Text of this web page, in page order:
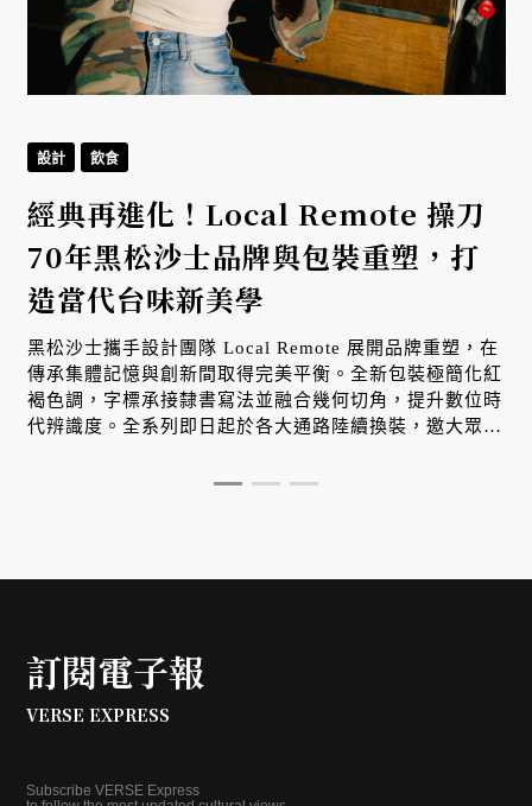
設計 飲食
經典再進化！Local Remote 操刀
70年黑松沙士品牌與包裝重塑，打
造當代台味新美學
黑松沙士攜手設計團隊 Local Remote 展開品牌重塑，在
傳承集體記憶與創新間取得完美平衡。全新包裝極簡化紅
褐色調，字標承接隸書寫法並融合幾何切角，提升數位時
代辨識度。全系列即日起於各大通路陸續換裝，邀大眾感
訂閱電子報
VERSE EXPRESS
Subscribe VERSE Express